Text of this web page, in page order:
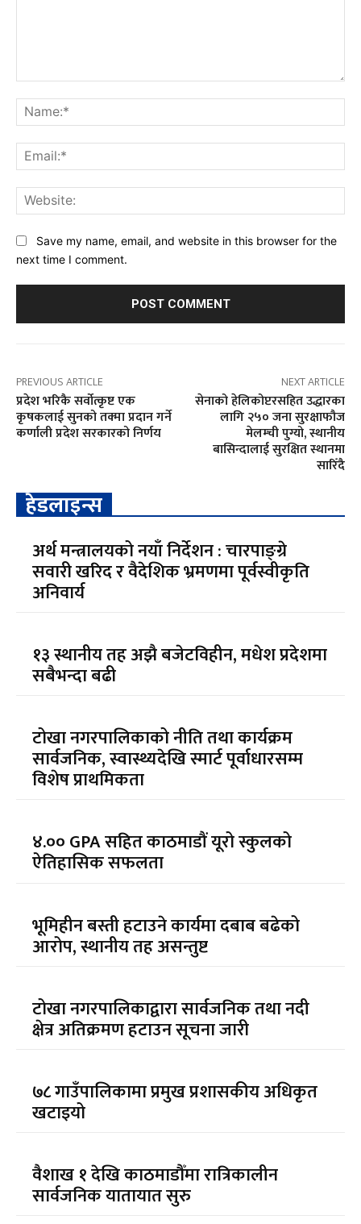
Save my name, email, and website in this browser for the
next time I comment.
PREVIOUS ARTICLE
प्रदेश भरिकै सर्वोत्कृष्ट एक
कृषकलाई सुनको तक्मा प्रदान गर्ने
कर्णाली प्रदेश सरकारको निर्णय
NEXT ARTICLE
सेनाको हेलिकोप्टरसहित उद्धारका
लागि २५० जना सुरक्षाफौज
मेलम्ची पुग्यो, स्थानीय
बासिन्दालाई सुरक्षित स्थानमा
सारिँदै
हेडलाइन्स
अर्थ मन्त्रालयको नयाँ निर्देशन : चारपाङ्ग्रे
सवारी खरिद र वैदेशिक भ्रमणमा पूर्वस्वीकृति
अनिवार्य
१३ स्थानीय तह अझै बजेटविहीन, मधेश प्रदेशमा
सबैभन्दा बढी
टोखा नगरपालिकाको नीति तथा कार्यक्रम
सार्वजनिक, स्वास्थ्यदेखि स्मार्ट पूर्वाधारसम्म
विशेष प्राथमिकता
४.०० GPA सहित काठमाडौं यूरो स्कुलको
ऐतिहासिक सफलता
भूमिहीन बस्ती हटाउने कार्यमा दबाब बढेको
आरोप, स्थानीय तह असन्तुष्ट
टोखा नगरपालिकाद्वारा सार्वजनिक तथा नदी
क्षेत्र अतिक्रमण हटाउन सूचना जारी
७८ गाउँपालिकामा प्रमुख प्रशासकीय अधिकृत
खटाइयो
वैशाख १ देखि काठमाडौँमा रात्रिकालीन
सार्वजनिक यातायात सुरु